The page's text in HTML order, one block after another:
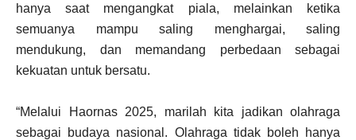
hanya saat mengangkat piala, melainkan ketika
semuanya mampu saling menghargai, saling
mendukung, dan memandang perbedaan sebagai
kekuatan untuk bersatu.
“Melalui Haornas 2025, marilah kita jadikan olahraga
sebagai budaya nasional. Olahraga tidak boleh hanya